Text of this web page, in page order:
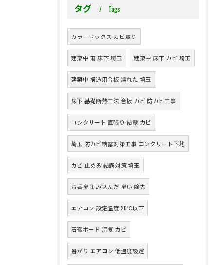
タグ Tags
カラーボックス カビ取り
建築中 雨 床下 埼玉 建築中 床下 カビ 埼玉
建築中 構造用合板 濡れた 埼玉
床下 基礎断熱工法 合板 カビ 防カビ工事
コンクリート 直張り 結露 カビ
埼玉 防カビ結露対策工事 コンクリート下地
カビ 止める 結露対策 埼玉
お香臭 染み込んだ 臭い 除去
エアコン 設定温度 20℃以下
石膏ボード 湿気 カビ
暑がり エアコン 低温度設定